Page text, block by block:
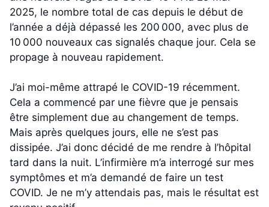
2025, le nombre total de cas depuis le début de
l’année a déjà dépassé les 200 000, avec plus de
10 000 nouveaux cas signalés chaque jour. Cela se
propage à nouveau rapidement.
J’ai moi-même attrapé le COVID-19 récemment.
Cela a commencé par une fièvre que je pensais
être simplement due au changement de temps.
Mais après quelques jours, elle ne s’est pas
dissipée. J’ai donc décidé de me rendre à l’hôpital
tard dans la nuit. L’infirmière m’a interrogé sur mes
symptômes et m’a demandé de faire un test
COVID. Je ne m’y attendais pas, mais le résultat est